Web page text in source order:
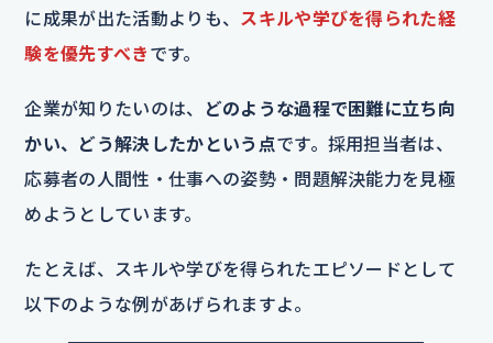
に成果が出た活動よりも、 スキルや学びを得られた経
験を優先すべき です。
企業が知りたいのは、
どのような過程で困難に立ち向
かい、どう解決したかという点です。採用担当者は、
応募者の人間性・仕事への姿勢・問題解決能力を見極
めようとしています。
たとえば、スキルや学びを得られたエピソードとして
以下のような例があげられますよ。